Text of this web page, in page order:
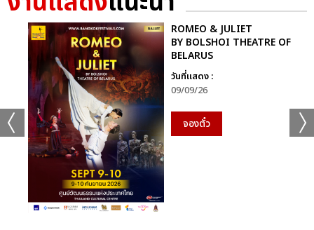
ROMEO & JULIET
BY BOLSHOI THEATRE OF
BELARUS
วันที่แสดง :
09/09/26
จองตั๋ว